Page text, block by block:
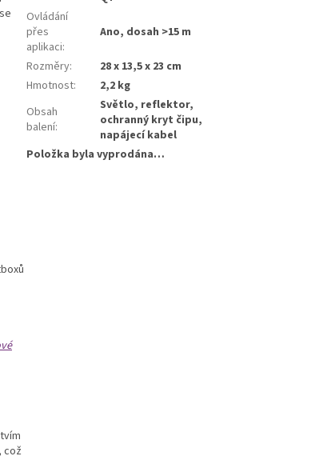
což
Ovládání
přes
aplikaci:
Ano, dosah >15 m
Rozměry:
28 x 13,5 x 23 cm
Hmotnost:
2,2 kg
Obsah
balení:
Světlo, reflektor,
ochranný kryt čipu,
napájecí kabel
Položka byla vyprodána…